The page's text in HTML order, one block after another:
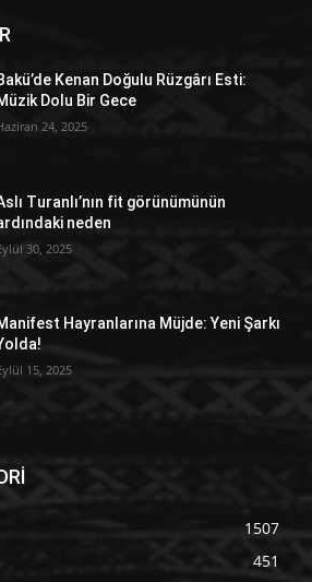
Kenan Doğulu Rüzgârı Esti:
Dolu Bir Gece
24, 2025
Turanlı’nın fit görünümünün
neden
30, 2025
Hayranlarına Müjde: Yeni Şarkı
15, 2025
1507
451